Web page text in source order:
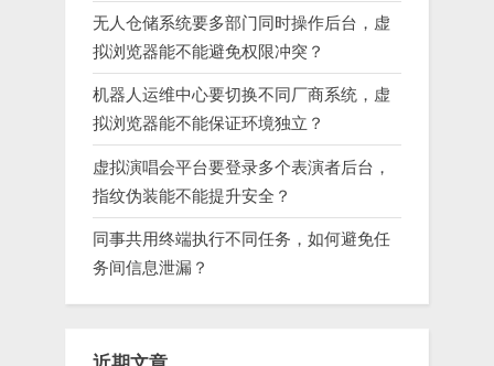
无人仓储系统要多部门同时操作后台，虚
拟浏览器能不能避免权限冲突？
机器人运维中心要切换不同厂商系统，虚
拟浏览器能不能保证环境独立？
虚拟演唱会平台要登录多个表演者后台，
指纹伪装能不能提升安全？
同事共用终端执行不同任务，如何避免任
务间信息泄漏？